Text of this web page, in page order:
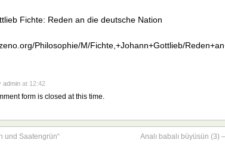
Fichte: Reden an die deutsche Nation
Philosophie/M/Fichte,+Johann+Gottlieb/
admin at 12:42
form is closed at this time.
und Saatengrün“ Analı babalı büyüsün